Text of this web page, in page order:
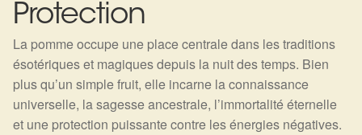
Pendentifs
Pierres
Harmonisation
Protection
La pomme occupe une place centrale dans les traditions
ésotériques et magiques depuis la nuit des temps. Bien
plus qu’un simple fruit, elle incarne la connaissance
universelle, la sagesse ancestrale, l’immortalité éternelle
et une protection puissante contre les énergies négatives.